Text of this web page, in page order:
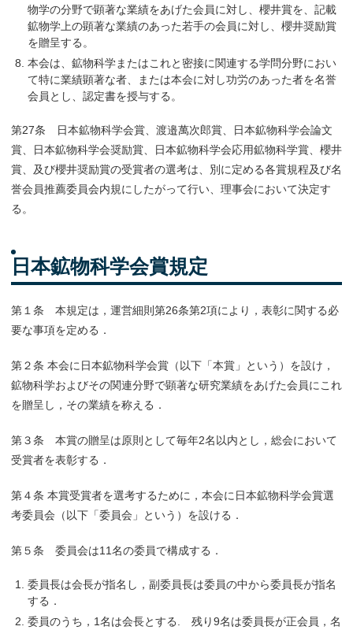
物学の分野で顕著な業績をあげた会員に対し、櫻井賞を、記載
鉱物学上の顕著な業績のあった若手の会員に対し、櫻井奨励賞
を贈呈する。
本会は、鉱物科学またはこれと密接に関連する学問分野におい
て特に業績顕著な者、または本会に対し功労のあった者を名誉
会員とし、認定書を授与する。
第27条 日本鉱物科学会賞、渡邉萬次郎賞、日本鉱物科学会論文
賞、日本鉱物科学会奨励賞、日本鉱物科学会応用鉱物科学賞、櫻井
賞、及び櫻井奨励賞の受賞者の選考は、別に定める各賞規程及び名
誉会員推薦委員会内規にしたがって行い、理事会において決定す
る。
日本鉱物科学会賞規定
第１条 本規定は，運営細則第26条第2項により，表彰に関する必
要な事項を定める．
第２条 本会に日本鉱物科学会賞（以下「本賞」という）を設け，
鉱物科学およびその関連分野で顕著な研究業績をあげた会員にこれ
を贈呈し，その業績を称える．
第３条 本賞の贈呈は原則として毎年2名以内とし，総会において
受賞者を表彰する．
第４条 本賞受賞者を選考するために，本会に日本鉱物科学会賞選
考委員会（以下「委員会」という）を設ける．
第５条 委員会は11名の委員で構成する．
委員長は会長が指名し，副委員長は委員の中から委員長が指名
する．
委員のうち，1名は会長とする. 残り9名は委員長が正会員，名